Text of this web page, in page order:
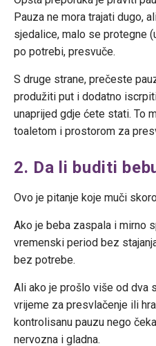
Pauza ne mora trajati dugo,
sjedalice, malo se protegne
po potrebi, presvuče.
S druge strane, prečeste
produžiti put i dodatno
unaprijed gdje ćete stati. To
toaletom i prostorom za
2. Da li buditi
Ovo je pitanje koje muči
Ako je beba zaspala i mirno
vremenski period bez
bez potrebe.
Ali ako je prošlo više od dva
vrijeme za presvlačenje ili
kontrolisanu pauzu nego
nervozna i gladna.